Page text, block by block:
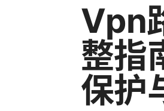
Vpn
整指
保护